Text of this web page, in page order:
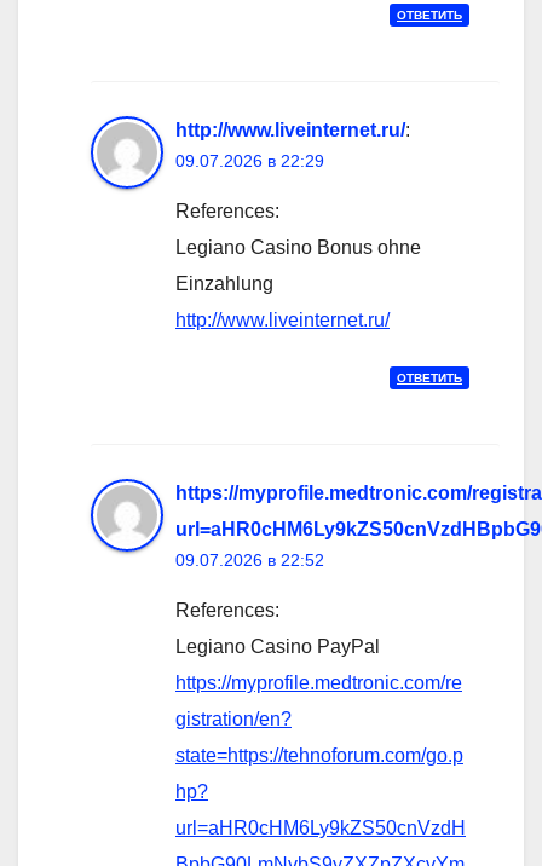
ОТВЕТИТЬ
http://www.liveinternet.ru/:
09.07.2026 в 22:29
References:
Legiano Casino Bonus ohne
Einzahlung
http://www.liveinternet.ru/
ОТВЕТИТЬ
https://myprofile.medtronic.com/
09.07.2026 в 22:52
References:
Legiano Casino PayPal
https://myprofile.medtronic.com/re
gistration/en?
state=https://tehnoforum.com/go.p
hp?
url=aHR0cHM6Ly9kZS50cnVzdH